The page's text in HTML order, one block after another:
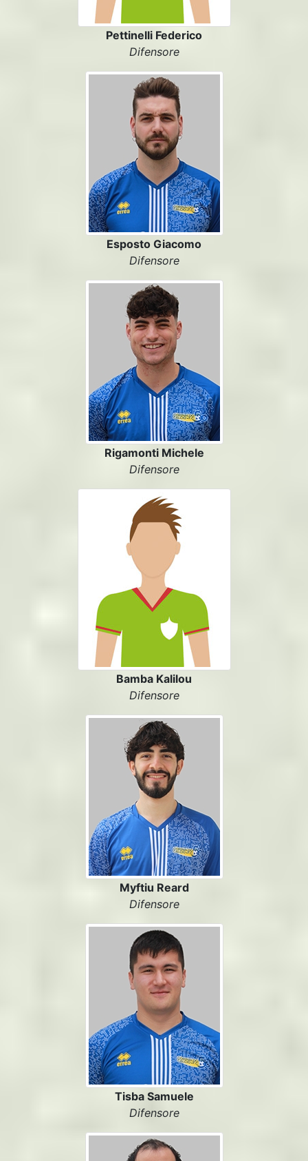
Pettinelli Federico
Difensore
Esposto Giacomo
Difensore
Rigamonti Michele
Difensore
Bamba Kalilou
Difensore
Myftiu Reard
Difensore
Tisba Samuele
Difensore